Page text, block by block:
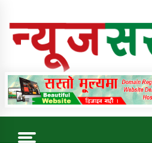
Online News Portal